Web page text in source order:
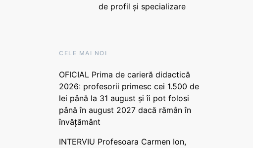
de profil și specializare
CELE MAI NOI
OFICIAL Prima de carieră didactică
2026: profesorii primesc cei 1.500 de
lei până la 31 august și îi pot folosi
până în august 2027 dacă rămân în
învățământ
INTERVIU Profesoara Carmen Ion,